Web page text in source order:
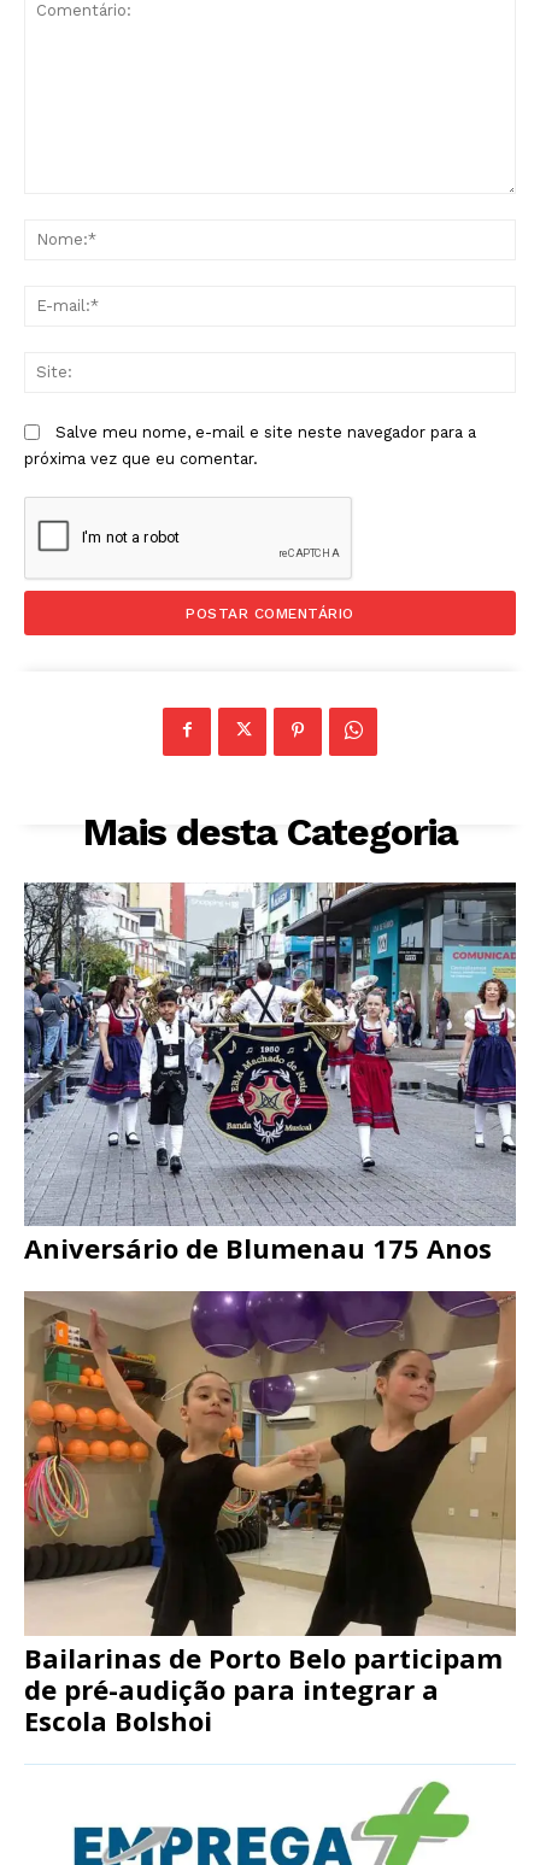
Salve meu nome, e-mail e site neste navegador para a
próxima vez que eu comentar.
Mais desta Categoria
Aniversário de Blumenau 175 Anos
Bailarinas de Porto Belo participam
de pré-audição para integrar a
Escola Bolshoi